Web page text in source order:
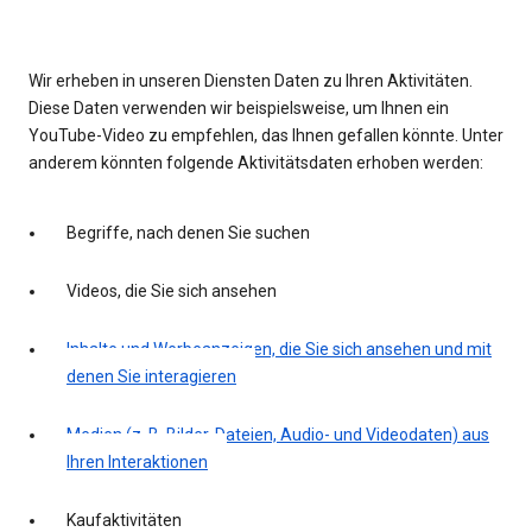
Wir erheben in unseren Diensten Daten zu Ihren Aktivitäten.
Diese Daten verwenden wir beispielsweise, um Ihnen ein
YouTube-Video zu empfehlen, das Ihnen gefallen könnte. Unter
anderem könnten folgende Aktivitätsdaten erhoben werden:
Begriffe, nach denen Sie suchen
Videos, die Sie sich ansehen
Inhalte und Werbeanzeigen, die Sie sich ansehen und mit
denen Sie interagieren
Medien (z. B. Bilder, Dateien, Audio- und Videodaten) aus
Ihren Interaktionen
Kaufaktivitäten